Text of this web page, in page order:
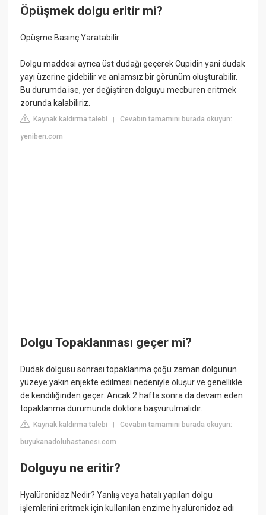
Öpüşmek dolgu eritir mi?
Öpüşme Basınç Yaratabilir
Dolgu maddesi ayrıca üst dudağı geçerek Cupidin yani dudak
yayı üzerine gidebilir ve anlamsız bir görünüm oluşturabilir.
Bu durumda ise, yer değiştiren dolguyu mecburen eritmek
zorunda kalabiliriz.
Kaynak kaldırma talebi |Cevabın tamamını burada okuyun:
yeniben.com
Dolgu Topaklanması geçer mi?
Dudak dolgusu sonrası topaklanma çoğu zaman dolgunun
yüzeye yakın enjekte edilmesi nedeniyle oluşur ve genellikle
de kendiliğinden geçer. Ancak 2 hafta sonra da devam eden
topaklanma durumunda doktora başvurulmalıdır.
Kaynak kaldırma talebi |Cevabın tamamını burada okuyun:
buyukanadoluhastanesi.com
Dolguyu ne eritir?
Hyalüronidaz Nedir? Yanlış veya hatalı yapılan dolgu
işlemlerini eritmek için kullanılan enzime hyalüronidoz adı